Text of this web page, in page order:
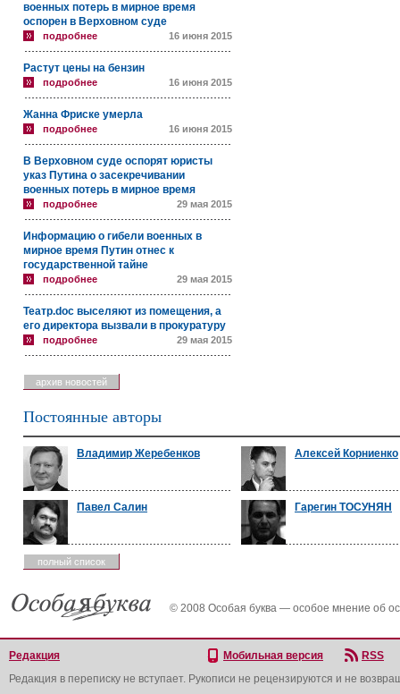
военных потерь в мирное время
оспорен в Верховном суде
подробнее 16 июня 2015
Растут цены на бензин
подробнее 16 июня 2015
Жанна Фриске умерла
подробнее 16 июня 2015
В Верховном суде оспорят юристы
указ Путина о засекречивании
военных потерь в мирное время
подробнее 29 мая 2015
Информацию о гибели военных в
мирное время Путин отнес к
государственной тайне
подробнее 29 мая 2015
Театр.doc выселяют из помещения, а
его директора вызвали в прокуратуру
подробнее 29 мая 2015
архив новостей
Постоянные авторы
Владимир Жеребенков Алексей Корниенко
Павел Салин Гарегин ТОСУНЯН
полный список
© 2008 Особая буква — особое мнение об
Редакция Мобильная версия
RSS
Редакция в переписку не вступает. Рукописи не рецензируются и не